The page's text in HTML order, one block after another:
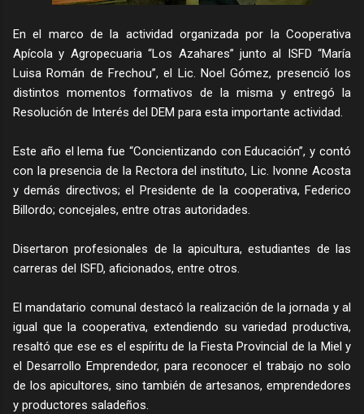
En el marco de la actividad organizada por la Cooperativa
Apícola y Agropecuaria “Los Azahares” junto al ISFD “María
Luisa Román de Frechou”, el Lic. Noel Gómez, presenció los
distintos momentos formativos de la misma y entregó la
Resolución de Interés del DEM para esta importante actividad.
Este año el lema fue “Concientizando con Educación”, y contó
con la presencia de la Rectora del instituto, Lic. Ivonne Acosta
y demás directivos; el Presidente de la cooperativa, Federico
Billordo; concejales, entre otras autoridades.
Disertaron profesionales de la apicultura, estudiantes de las
carreras del ISFD, aficionados, entre otros.
El mandatario comunal destacó la realización de la jornada y al
igual que la cooperativa, extendiendo su variedad productiva,
resaltó que ese es el espíritu de la Fiesta Provincial de la Miel y
el Desarrollo Emprendedor, para reconocer el trabajo no solo
de los apicultores, sino también de artesanos, emprendedores
y productores saladeños.